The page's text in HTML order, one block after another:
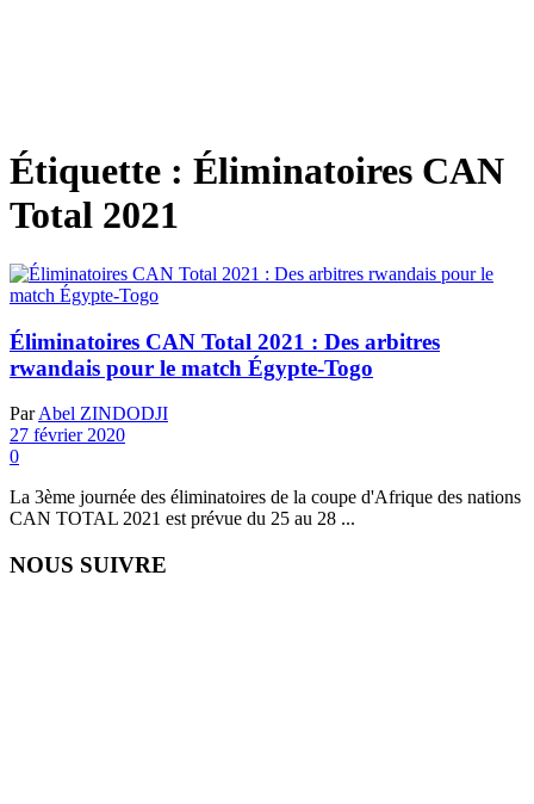
Étiquette : Éliminatoires CAN
Total 2021
Éliminatoires CAN Total 2021 : Des arbitres
rwandais pour le match Égypte-Togo
Par Abel ZINDODJI
27 février 2020
0
La 3ème journée des éliminatoires de la coupe d'Afrique des nations
CAN TOTAL 2021 est prévue du 25 au 28 ...
NOUS SUIVRE